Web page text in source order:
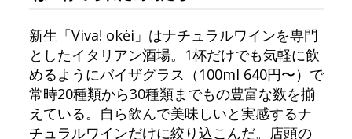
新生「Viva! okėi」はナチュラルワインを専門
としたイタリアン酒場。1杯だけでも気軽に飲
めるようにバイザグラス（100ml 640円〜）で
常時20種類から30種類までもの豊富な数を揃
えている。自ら飲んで美味しいと実感するナ
チュラルワインだけに絞り込こんだ。店頭の